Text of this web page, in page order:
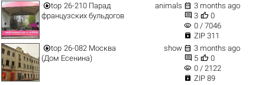
top 26-210 Парад
французских бульдогов
animals  3 months ago
 3  0
visibility 0 / 7046
 ZIP 311
top 26-082 Москва
(Дом Есенина)
show  3 months ago
 5  0
visibility 0 / 2122
 ZIP 89